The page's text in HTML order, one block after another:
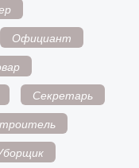
Официант
Секретарь